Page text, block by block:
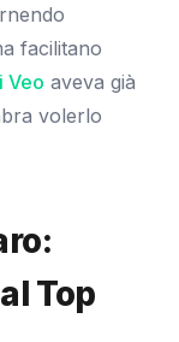
facilitano
Veo aveva già
volerlo
Top